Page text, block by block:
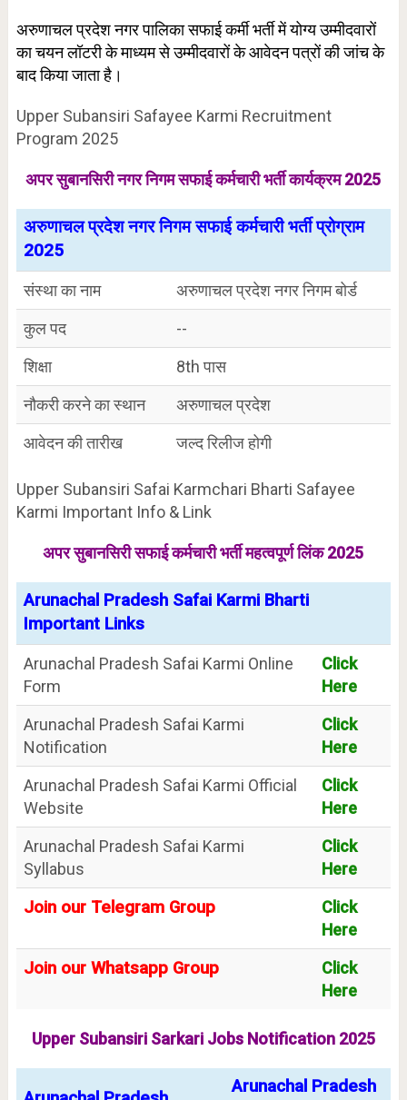
अरुणाचल प्रदेश नगर पालिका सफाई कर्मी भर्ती में योग्य उम्मीदवारों
का चयन लॉटरी के माध्यम से उम्मीदवारों के आवेदन पत्रों की जांच के
बाद किया जाता है।
Upper Subansiri Safayee Karmi Recruitment
Program 2025
अपर सुबानसिरी नगर निगम सफाई कर्मचारी भर्ती कार्यक्रम 2025
अरुणाचल प्रदेश नगर निगम सफाई कर्मचारी भर्ती प्रोग्राम
2025
संस्था का नाम
अरुणाचल प्रदेश नगर निगम बोर्ड
कुल पद
--
शिक्षा
8th पास
नौकरी करने का स्थान
अरुणाचल प्रदेश
आवेदन की तारीख
जल्द रिलीज होगी
Upper Subansiri Safai Karmchari Bharti Safayee
Karmi Important Info & Link
अपर सुबानसिरी सफाई कर्मचारी भर्ती महत्वपूर्ण लिंक 2025
Arunachal Pradesh Safai Karmi Bharti
Important Links
Arunachal Pradesh Safai Karmi Online
Form
Click
Here
Arunachal Pradesh Safai Karmi
Notification
Click
Here
Arunachal Pradesh Safai Karmi Official
Website
Click
Here
Arunachal Pradesh Safai Karmi
Syllabus
Click
Here
Join our Telegram Group
Click
Here
Join our Whatsapp Group
Click
Here
Upper Subansiri Sarkari Jobs Notification 2025
Arunachal Pradesh